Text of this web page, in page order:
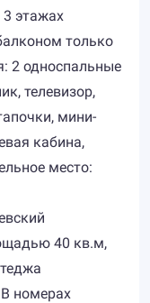
этажах
только
2 односпальные
телевизор,
мини-
кабина,
место:
40 кв.м,
номерах